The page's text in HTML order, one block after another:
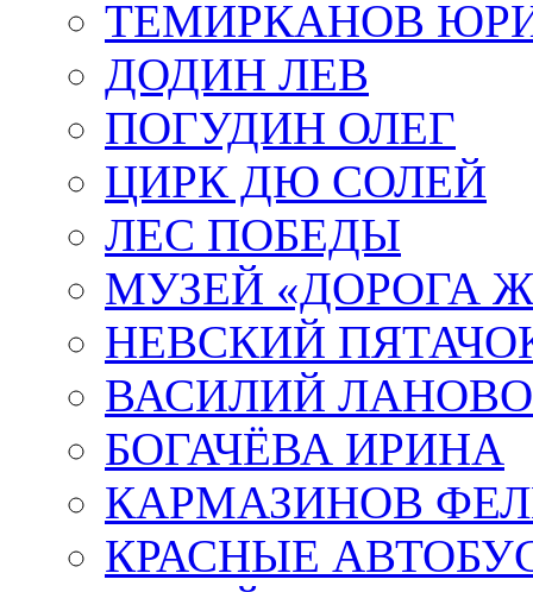
ТЕМИРКАНОВ
ДОДИН ЛЕВ
ПОГУДИН ОЛЕГ
ЦИРК ДЮ СОЛЕЙ
ЛЕС ПОБЕДЫ
МУЗЕЙ «ДОРОГА
НЕВСКИЙ
ВАСИЛИЙ
БОГАЧЁВА ИРИНА
КАРМАЗИНОВ
КРАСНЫЕ